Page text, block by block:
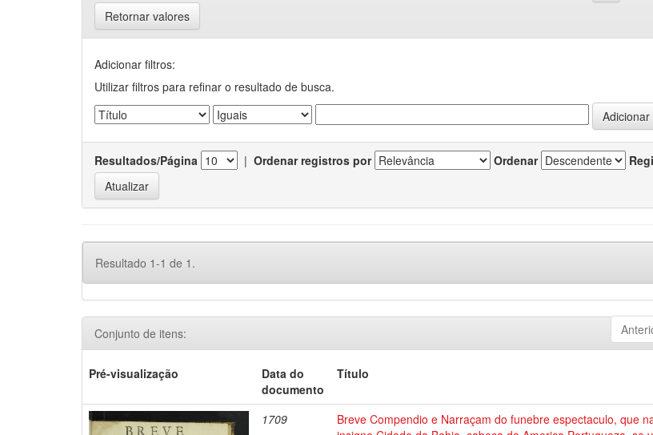
Retornar valores
Adicionar filtros:
Utilizar filtros para refinar o resultado de busca.
Resultados/Página | Ordenar registros por Ordenar
Resultado 1-1 de 1.
Conjunto de itens:
Pré-visualização
Data do
documento
Título
1709
Breve Compendio e Narraçam do funebre espectaculo, que